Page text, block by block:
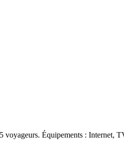
voyageurs. Équipements :